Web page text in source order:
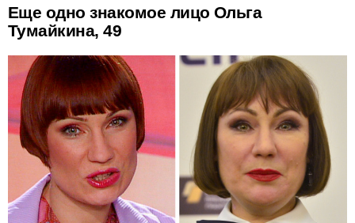
Еще одно знакомое лицо Ольга
Тумайкина, 49